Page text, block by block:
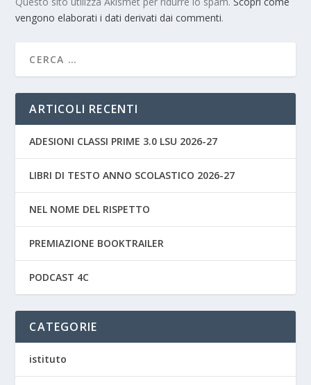
vengono elaborati i dati derivati dai commenti.
ARTICOLI RECENTI
ADESIONI CLASSI PRIME 3.0 LSU 2026-27
LIBRI DI TESTO ANNO SCOLASTICO 2026-27
NEL NOME DEL RISPETTO
PREMIAZIONE BOOKTRAILER
PODCAST 4C
CATEGORIE
istituto